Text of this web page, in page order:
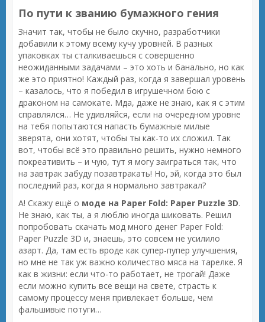
По пути к званию бумажного гения
Значит так, чтобы не было скучно, разработчики
добавили к этому всему кучу уровней. В разных
упаковках ты сталкиваешься с совершенно
неожиданными задачами – это хоть и банально, но как
же это приятно! Каждый раз, когда я завершал уровень
– казалось, что я победил в игрушечном бою с
драконом на самокате. Мда, даже не знаю, как я с этим
справлялся… Не удивляйся, если на очередном уровне
на тебя попытаются напасть бумажные милые
зверята, они хотят, чтобы ты как-то их сложил. Так
вот, чтобы всё это правильно решить, нужно немного
покреативить – и чую, тут я могу заиграться так, что
на завтрак забуду позавтракать! Но, эй, когда это был
последний раз, когда я нормально завтракал?
А! Скажу ещё о моде на Paper Fold: Paper Puzzle 3D.
Не знаю, как ты, а я люблю иногда шиковать. Решил
попробовать скачать мод много денег Paper Fold:
Paper Puzzle 3D и, знаешь, это совсем не усилило
азарт. Да, там есть вроде как супер-пупер улучшения,
но мне не так уж важно количество мяса на тарелке. Я
как в жизни: если что-то работает, не трогай! Даже
если можно купить все вещи на свете, страсть к
самому процессу меня привлекает больше, чем
фальшивые потуги…